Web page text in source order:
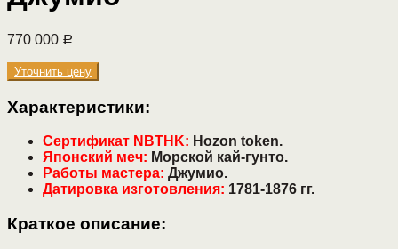
770 000 Р
Уточнить цену
Характеристики:
Сертификат NBTHK: Нozon token.
Японский меч: Морской кай-гунто.
Работы мастера: Джумио.
Датировка изготовления: 1781-1876 гг.
Краткое описание: